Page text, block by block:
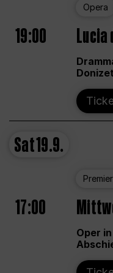
Opera
19:00
Sat19.9.
17:00
Oper